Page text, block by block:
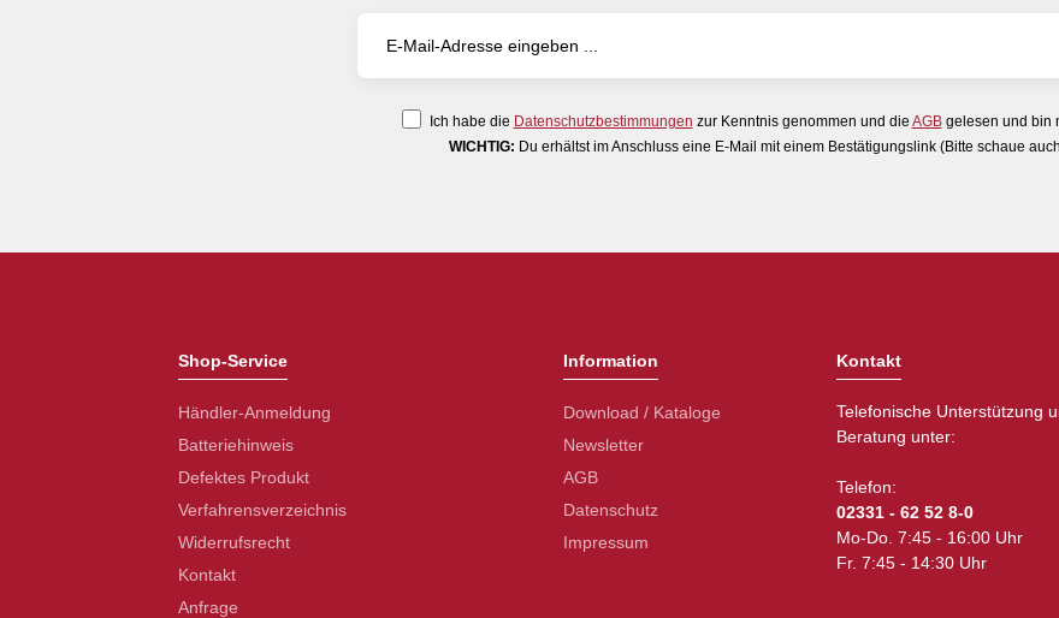
Ich habe die Datenschutzbestimmungen zur Kenntnis genommen und die AGBgelesen und bin
WICHTIG: Du erhältst im Anschluss eine E-Mail mit einem Bestätigungslink (Bitte schaue
Shop-Service
Händler-Anmeldung
Batteriehinweis
Defektes Produkt
Verfahrensverzeichnis
Widerrufsrecht
Kontakt
Anfrage
Information
Download / Kataloge
Newsletter
AGB
Datenschutz
Impressum
Kontakt
Telefonische Unterstützung
Beratung unter:
Telefon:
02331 - 62 52 8-0
Mo-Do. 7:45 - 16:00 Uhr
Fr. 7:45 - 14:30 Uhr